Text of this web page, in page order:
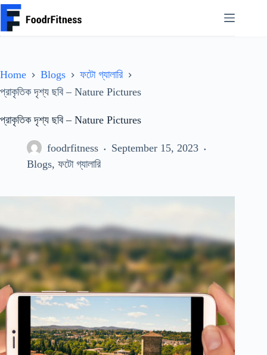
Skip
to
content
Home Blogs
ফটো গ্যালারি
প্রাকৃতিক দৃশ্য ছবি – Nature Pictures
প্রাকৃতিক দৃশ্য ছবি – Nature Pictures
foodrfitness
September 15, 2023
Blogs, ফটো গ্যালারি